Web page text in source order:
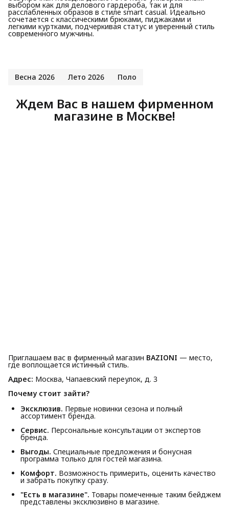
выбором как для делового гардероба, так и для
расслабленных образов в стиле smart casual. Идеально
сочетается с классическими брюками, пиджаками и
легкими куртками, подчеркивая статус и уверенный стиль
современного мужчины.
Весна 2026 Лето 2026 Поло
Ждем Вас в нашем фирменном
магазине в Москве!
Приглашаем вас в фирменный магазин BAZIONI — место,
где воплощается истинный стиль.
Адрес: Москва, Чапаевский переулок, д. 3
Почему стоит зайти?
Эксклюзив. Первые новинки сезона и полный
ассортимент бренда.
Сервис. Персональные консультации от экспертов
бренда.
Выгоды. Специальные предложения и бонусная
программа только для гостей магазина.
Комфорт. Возможность примерить, оценить качество
и забрать покупку сразу.
"Есть в магазине". Товары помеченные таким бейджем
представлены эксклюзивно в магазине.